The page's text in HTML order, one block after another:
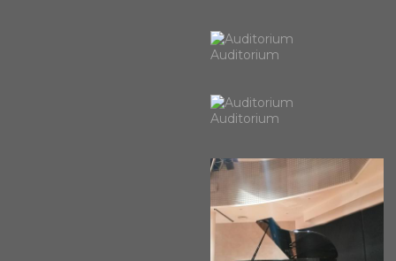
Auditorium
Auditorium